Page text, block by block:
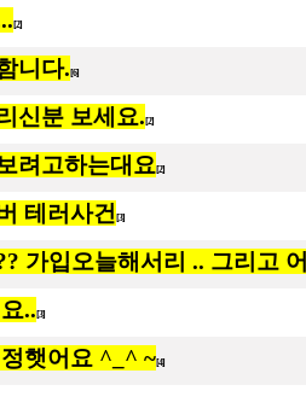
[2]
니다. [6]
신분 보세요. [2]
려고하는대요[2]
테러사건 [3]
가입오늘해서리 .. 그리고
.. [3]
햇어요 ^_^ ~[4]